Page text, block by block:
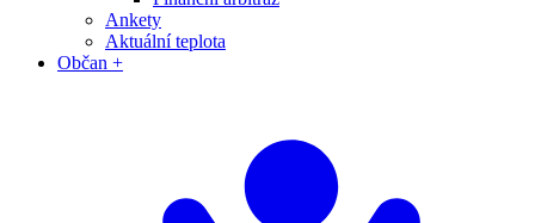
Ankety
Aktuální teplota
Občan +